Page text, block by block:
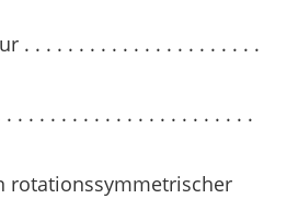
. . . . . . . . . . . . . . . . . . . . . .
. . . . . . . . . . . . . . . . . . . . . .
rotationssymmetrischer